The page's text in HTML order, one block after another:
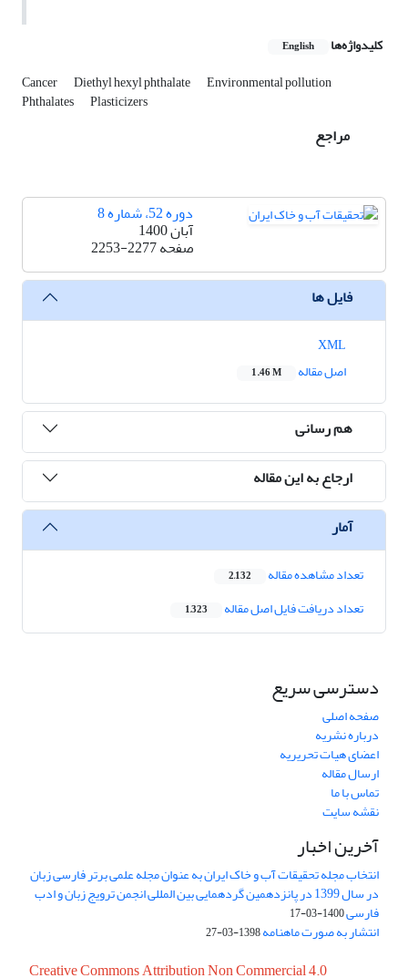
کلیدواژه‌ها English
Cancer Diethyl hexyl phthalate Environmental pollution
Phthalates Plasticizers
مراجع
دوره 52، شماره 8
آبان 1400
صفحه2253-2277
فایل ها
اصل مقاله
1.46 M
هم رسانی
ارجاع به این مقاله
آمار
تعداد مشاهده مقاله 2,132
تعداد دریافت فایل اصل مقاله 1,323
دسترسی سریع
صفحه اصلی
درباره نشریه
اعضای هیات تحریریه
ارسال مقاله
تماس با ما
نقشه سایت
آخرین اخبار
انتخاب مجله تحقیقات آب و خاک ایران به عنوان مجله علمی برتر فارسی زبان
در سال 1399 در پانزدهمین گردهمایی بین المللی انجمن ترویج زبان و ادب
فارسی1400-03-17
انتشار به صورت ماهنامه1398-03-27
Creative Commons Attribution Non Commercial 4.0